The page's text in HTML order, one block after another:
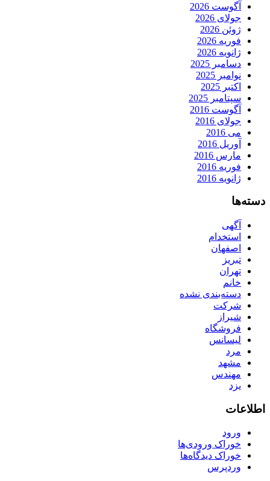
آگوست 2026
جولای 2026
ژوئن 2026
فوریه 2026
ژانویه 2026
دسامبر 2025
نوامبر 2025
اکتبر 2025
سپتامبر 2025
آگوست 2016
جولای 2016
می 2016
آوریل 2016
مارس 2016
فوریه 2016
ژانویه 2016
دسته‌ها
آگهی
استخدام
اصفهان
تبریز
تهران
خانم
دسته‌بندی نشده
شرکت
شیراز
فروشگاه
لیسانس
مرد
مشهد
مهندس
یزد
اطلاعات
ورود
خوراک ورودی‌ها
خوراک دیدگاه‌ها
وردپرس